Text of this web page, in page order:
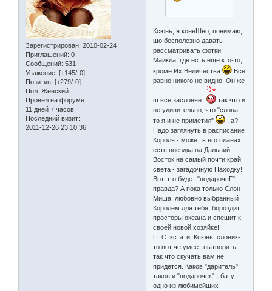
Зарегистрирован: 2010-02-24
Приглашений: 0
Сообщений: 531
Уважение: [+145/-0]
Позитив: [+279/-0]
Пол: Женский
Провел на форуме:
11 дней 7 часов
Последний визит:
2011-12-26 23:10:36
Ксюнь, я конеШно, понимаю,
шо бесполезно давать
рассматривать фотки
Майкла, где есть еще кто-то,
кроме Их Величества
Все
равно никого не видно, Он же
ш все заслоняет
так что и
не удивительно, что "слона-
то я и не приметил"
, а?
Надо заглянуть в расписание
Короля - может в его планах
есть поездка на Дальний
Восток на самый почти край
света - загадочную Находку!
Вот это будет "подарочеГ",
правда? А пока только Слон
Миша, любовно выбранный
Королем для тебя, бороздит
просторы океана и спешит к
своей новой хозяйке!
П. С. кстати, Ксюнь, слоник-
то вот че умеет вытворять,
так что скучать вам не
придется. Каков "даритель"
таков и "подарочек" - батут
одно из любимейших